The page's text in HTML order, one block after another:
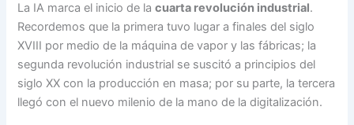
La IA marca el inicio de lacuarta revolución industrial.
Recordemos que la primera tuvo lugar a finales del siglo
XVIII por medio de la máquina de vapor y las fábricas; la
segunda revolución industrial se suscitó a principios del
siglo XX con la producción en masa; por su parte, la tercera
llegó con el nuevo milenio de la mano de la digitalización.